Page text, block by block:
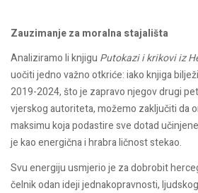
Zauzimanje za moralna stajališta
Analiziramo li knjigu Putokazi i krikovi iz
uočiti jedno važno otkriće: iako knjiga
2019-2024, što je zapravo njegov drugi
vjerskog autoriteta, možemo zaključiti da
maksimu koja podastire sve dotad
je kao energična i hrabra ličnost stekao.
Svu energiju usmjerio je za dobrobit
čelnik odan ideji jednakopravnosti,